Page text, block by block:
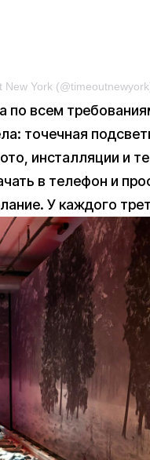
New York
по всем
точечная
инсталляции и
в телефон и
У каждого